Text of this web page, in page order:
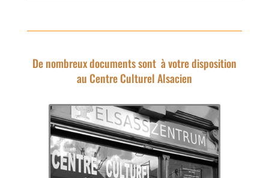
De nombreux documents sont à votre disposition
au Centre Culturel Alsacien